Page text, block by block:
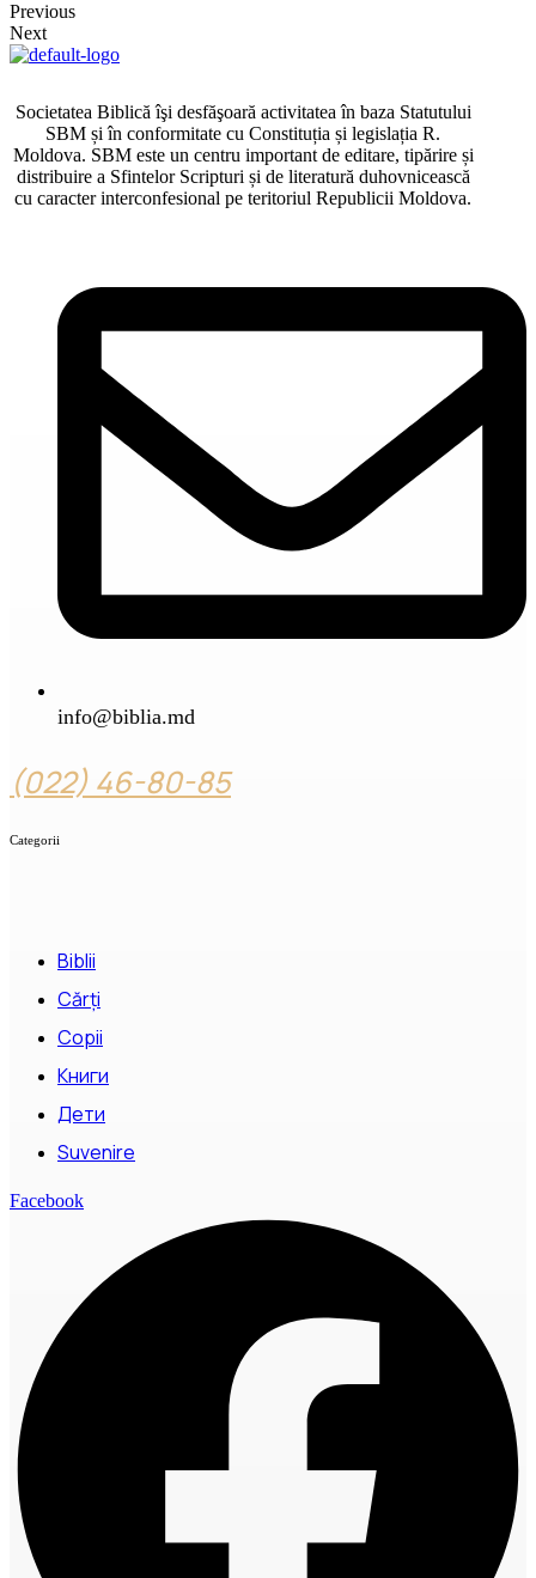
Previous
Next
Societatea Biblică îşi desfăşoară activitatea în baza Statutului
SBM și în conformitate cu Constituția și legislația R.
Moldova. SBM este un centru important de editare, tipărire și
distribuire a Sfintelor Scripturi și de literatură duhovnicească
cu caracter interconfesional pe teritoriul Republicii Moldova.
info@biblia.md
(022) 46-80-85
Categorii
Biblii
Cărți
Copii
Книги
Дети
Suvenire
Facebook